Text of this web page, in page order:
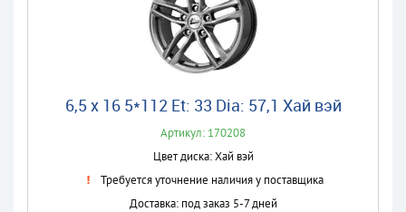
6,5 x 16 5*112 Et: 33 Dia: 57,1 Хай вэй
Артикул: 170208
Цвет диска: Хай вэй
Требуется уточнение наличия у поставщика
Доставка: под заказ 5-7 дней